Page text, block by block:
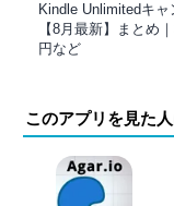
Kindle Unlimitedキャ
【8月最新】まとめ
円など
このアプリを見た